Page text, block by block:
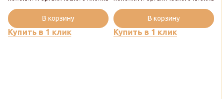
Купить в 1 клик
В корзину
Купить в 1 клик
В корзину